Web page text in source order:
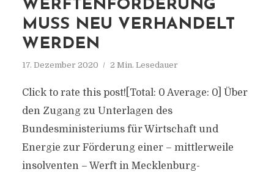
WERFTENFÖRDERUNG
MUSS NEU VERHANDELT
WERDEN
17. Dezember 2020 2 Min. Lesedauer
Click to rate this post![Total: 0 Average: 0] Über
den Zugang zu Unterlagen des
Bundesministeriums für Wirtschaft und
Energie zur Förderung einer – mittlerweile
insolventen – Werft in Mecklenburg-